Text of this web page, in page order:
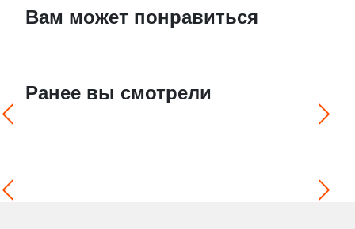
Вам может понравиться
Ранее вы смотрели